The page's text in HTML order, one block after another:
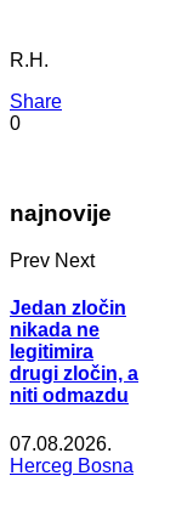
R.H.
Share
0
najnovije
Prev Next
Jedan zločin
nikada ne
legitimira
drugi zločin, a
niti odmazdu
07.08.2026.
Herceg Bosna